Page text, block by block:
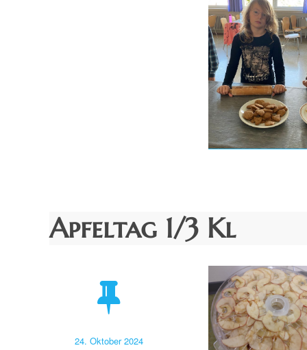
Apfeltag 1/3 Kl
Veröffentlicht
24. Oktober 2024